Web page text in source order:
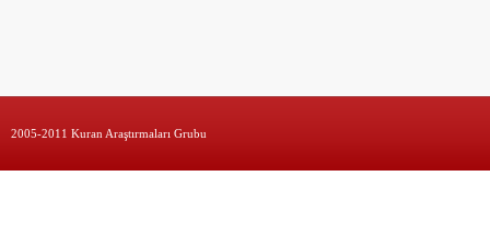
2005-2011 Kuran Araştırmaları Grubu